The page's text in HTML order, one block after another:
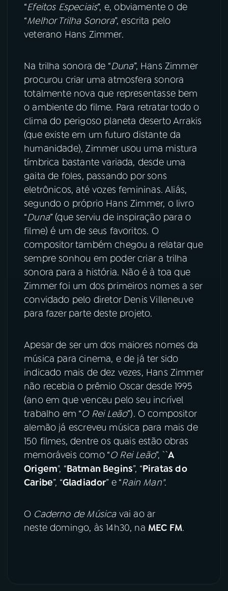
“Efeitos Especiais”, e, obviamente o de
“Melhor Trilha Sonora”, escrita pelo
veterano Hans Zimmer.
Na trilha sonora de “Duna”, Hans Zimmer
procurou criar uma atmosfera sonora
totalmente nova que representasse bem
o ambiente do filme. Para retratar todo o
clima do perigoso planeta deserto Arrakis
(que existe em um futuro distante da
humanidade), Zimmer usou uma mistura
tímbrica bastante variada, desde uma
gaita de foles, passando por sons
eletrônicos, até vozes femininas. Aliás,
segundo o próprio Hans Zimmer, o livro
“Duna” (que serviu de inspiração para o
filme) é um de seus favoritos. O
compositor também chegou a relatar que
sempre sonhou em poder criar a trilha
sonora para a história. Não é à toa que
Zimmer foi um dos primeiros nomes a ser
convidado pelo diretor Denis Villeneuve
para fazer parte deste projeto.
Apesar de ser um dos maiores nomes da
música para cinema, e de já ter sido
indicado mais de dez vezes, Hans Zimmer
não recebia o prêmio Oscar desde 1995
(ano em que venceu pelo seu incrível
trabalho em “O Rei Leão”). O compositor
alemão já escreveu música para mais de
150 filmes, dentre os quais estão obras
memoráveis como “O Rei Leão”, ``A
Origem", “Batman Begins”, “Piratas do
Caribe”, “Gladiador” e “Rain Man".
O Caderno de Músicavai ao ar
neste domingo, às 14h30, na MEC FM.